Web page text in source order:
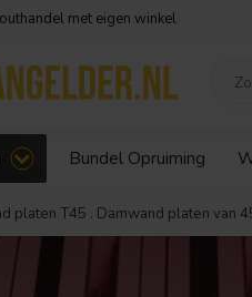
met eigen winkel
Bundel Opruiming
platen T45 . Damwand platen van